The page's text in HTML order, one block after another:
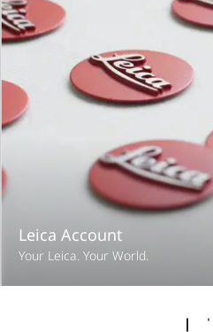
重量
約 1150 /
快門)
Leica Account
Your Leica. Your World.